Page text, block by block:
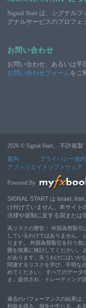
Signal Start は、シグナル
グナルサービスのプロフェ
お問い合わせ
お問い合わせ、あるいは平
お問い合わせフォームをご
2026 © Signal Start。 不許複
案内
プライバシー規約
アフィリエイトソフトウェア
Powered By
SIGNAL START は Israel,
け付けていません。本サイト
法律や規制に反する国または
高リスクの警告： 外国為替取引
しているわけではありません。
ります。 外国為替取引を行う
囲を慎重に検討してください。
があります。失うわけにはいか
関連するリスクを学び、不明な
めてください。 すべてのデータ
ま」提供され、トレーディング
過去のパフォーマンスの結果は
利益を得る、損失が生じる、あ